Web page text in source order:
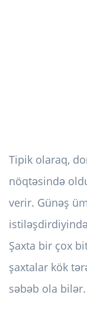
Tipik olaraq,
nöqtəsində
verir. Günəş
Şaxta bir çox
şaxtalar kök
səbəb ola bilər.